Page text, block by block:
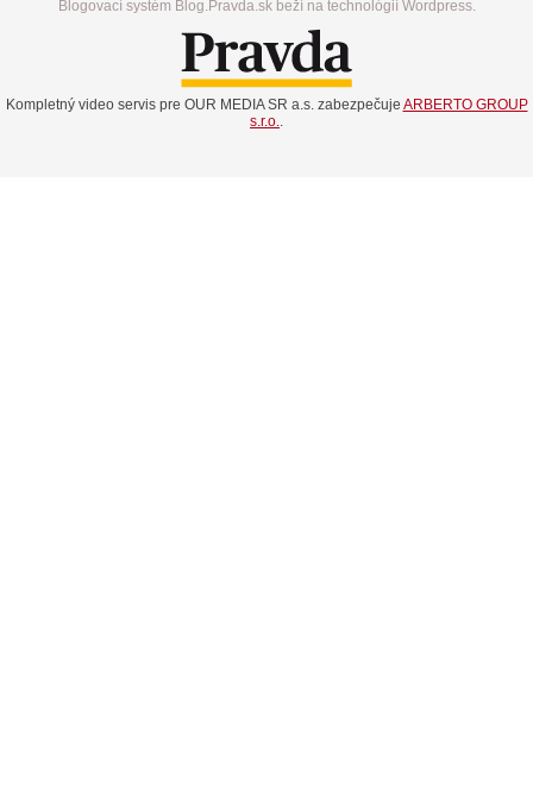
Blogovací systém Blog.Pravda.sk beží na technológií Wordpress.
Kompletný video servis pre OUR MEDIA SR a.s. zabezpečuje ARBERTO GROUP
s.r.o.